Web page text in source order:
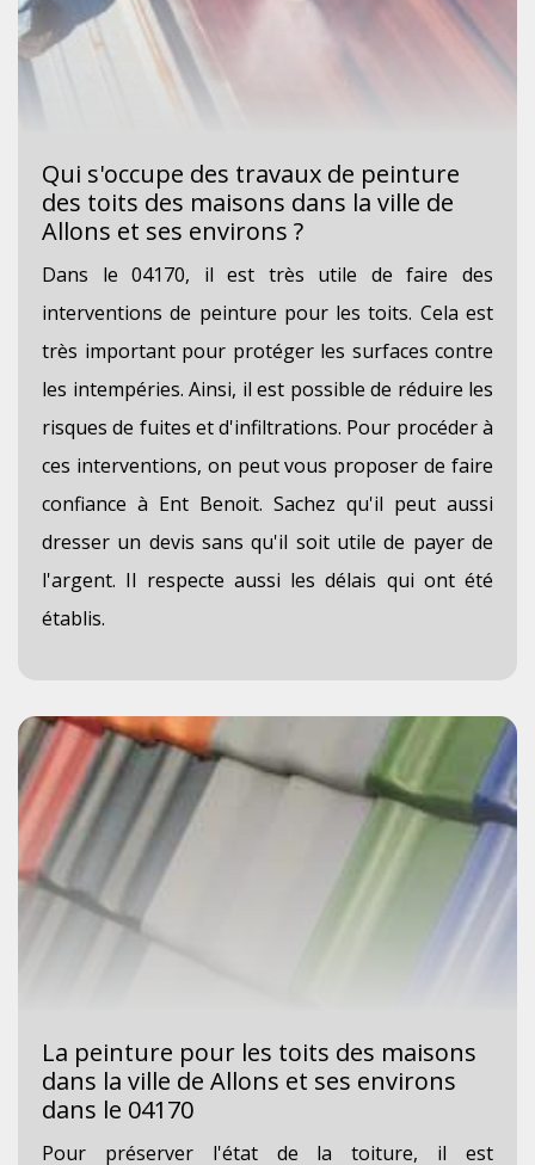
Qui s'occupe des travaux de peinture
des toits des maisons dans la ville de
Allons et ses environs ?
Dans le 04170, il est très utile de faire des
interventions de peinture pour les toits. Cela est
très important pour protéger les surfaces contre
les intempéries. Ainsi, il est possible de réduire les
risques de fuites et d'infiltrations. Pour procéder à
ces interventions, on peut vous proposer de faire
confiance à Ent Benoit. Sachez qu'il peut aussi
dresser un devis sans qu'il soit utile de payer de
l'argent. Il respecte aussi les délais qui ont été
établis.
La peinture pour les toits des maisons
dans la ville de Allons et ses environs
dans le 04170
Pour préserver l'état de la toiture, il est